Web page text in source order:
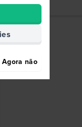
Agora não